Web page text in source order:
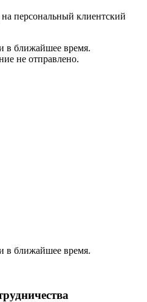
на персональный клиентский
в ближайшее время.
не отправлено.
в ближайшее время.